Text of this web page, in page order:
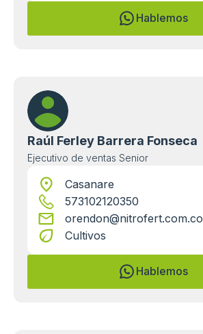
Hablemos
Raúl Ferley Barrera Fonseca
Ejecutivo de ventas Senior
Casanare
573102120350
orendon@nitrofert.com.co
Cultivos
Hablemos